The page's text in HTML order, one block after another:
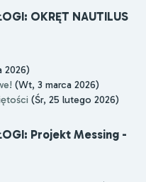
OKRĘT NAUTILUS
2026)
(Wt, 3 marca 2026)
(Śr, 25 lutego 2026)
Projekt Messing -